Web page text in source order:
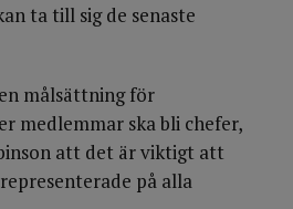
ta till sig de senaste
målsättning för
medlemmar ska bli chefer,
att det är viktigt att
på alla